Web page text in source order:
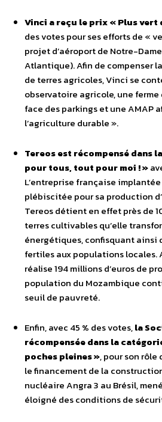
Vinci a reçu le prix « Plus vert
des votes pour ses efforts de «
projet d’aéroport de Notre-
Atlantique). Afin de compenser
de terres agricoles, Vinci se
observatoire agricole, une
face des parkings et une AMAP
l’agriculture durable ».
Tereos est récompensé dans
pour tous, tout pour moi ! »
L’entreprise française
plébiscitée pour sa production
Tereos détient en effet près de
terres cultivables qu’elle
énergétiques, confisquant ainsi
fertiles aux populations locales.
réalise 194 millions d’euros de
population du Mozambique
seuil de pauvreté.
Enfin, avec 45 % des votes,la
récompensée dans la
poches pleines », pour son rôle
le financement de la
nucléaire Angra 3 au Brésil,
éloigné des conditions de